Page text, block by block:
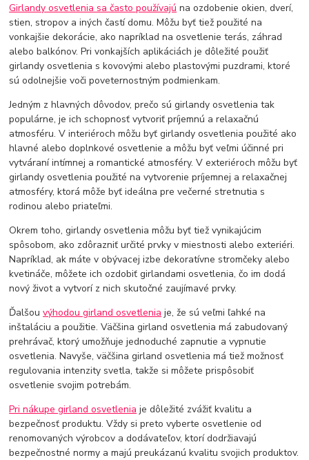
Girlandy osvetlenia sa často používajú na ozdobenie okien, dverí,
stien, stropov a iných častí domu. Môžu byť tiež použité na
vonkajšie dekorácie, ako napríklad na osvetlenie terás, záhrad
alebo balkónov. Pri vonkajších aplikáciách je dôležité použiť
girlandy osvetlenia s kovovými alebo plastovými puzdrami, ktoré
sú odolnejšie voči poveternostným podmienkam.
Jedným z hlavných dôvodov, prečo sú girlandy osvetlenia tak
populárne, je ich schopnosť vytvoriť príjemnú a relaxačnú
atmosféru. V interiéroch môžu byť girlandy osvetlenia použité ako
hlavné alebo doplnkové osvetlenie a môžu byť veľmi účinné pri
vytváraní intímnej a romantické atmosféry. V exteriéroch môžu byť
girlandy osvetlenia použité na vytvorenie príjemnej a relaxačnej
atmosféry, ktorá môže byť ideálna pre večerné stretnutia s
rodinou alebo priateľmi.
Okrem toho, girlandy osvetlenia môžu byť tiež vynikajúcim
spôsobom, ako zdôrazniť určité prvky v miestnosti alebo exteriéri.
Napríklad, ak máte v obývacej izbe dekoratívne stromčeky alebo
kvetináče, môžete ich ozdobiť girlandami osvetlenia, čo im dodá
nový život a vytvorí z nich skutočné zaujímavé prvky.
Ďalšouvýhodou girland osvetlenia je, že sú veľmi ľahké na
inštaláciu a použitie. Väčšina girland osvetlenia má zabudovaný
prehrávač, ktorý umožňuje jednoduché zapnutie a vypnutie
osvetlenia. Navyše, väčšina girland osvetlenia má tiež možnosť
regulovania intenzity svetla, takže si môžete prispôsobiť
osvetlenie svojim potrebám.
Pri nákupe girland osvetlenia je dôležité zvážiť kvalitu a
bezpečnosť produktu. Vždy si preto vyberte osvetlenie od
renomovaných výrobcov a dodávateľov, ktorí dodržiavajú
bezpečnostné normy a majú preukázanú kvalitu svojich produktov.